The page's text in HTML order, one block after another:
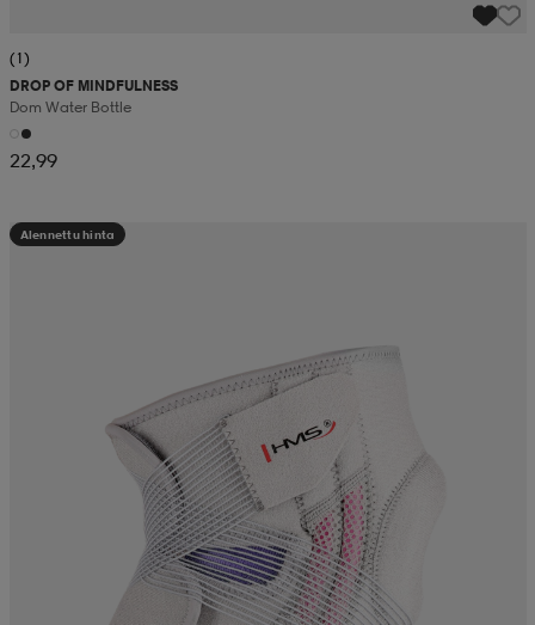
(1)
DROP OF MINDFULNESS
Dom Water Bottle
22,99
Alennettu hinta